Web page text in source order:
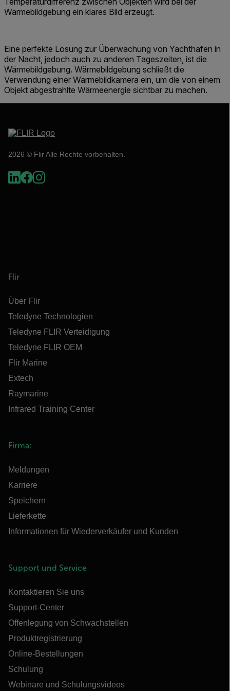
Wärmebildgebung ein klares Bild erzeugt.
Eine perfekte Lösung zur Überwachung von Yachthäfen in
der Nacht, jedoch auch zu anderen Tageszeiten, ist die
Wärmebildgebung. Wärmebildgebung schließt die
Verwendung einer Wärmebildkamera ein, um die von einem
Objekt abgestrahlte Wärmeenergie sichtbar zu machen.
2026 © Flir Alle Rechte vorbehalten.
Flir
Über Flir
Teledyne Technologien
Teledyne FLIR Verteidigung
Teledyne FLIR OEM
Flir Marine
Extech
Raymarine
Infrared Training Center
Firma:
Meldungen
Karriere
Speichern
Lieferkette
Informationen für Wiederverkäufer und Kunden
Support und Service
Kontaktieren Sie uns
Support-Center
Offenlegung von Schwachstellen
Produktregistrierung
Online-Bestellungen
Schulung
Webinare und Schulungsvideos